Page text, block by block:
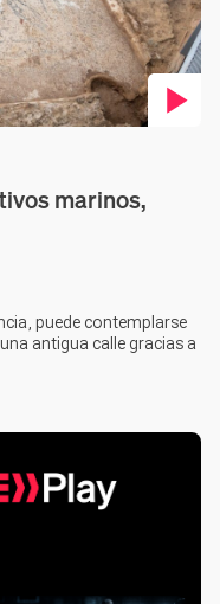
marinos,
puede contemplarse
antigua calle gracias a